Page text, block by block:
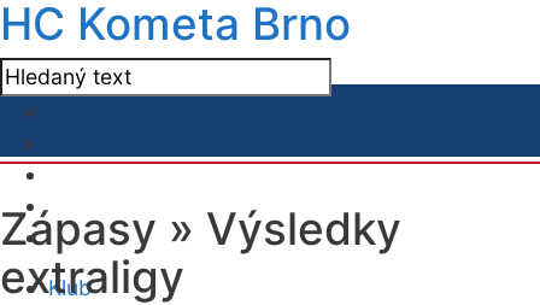
HC Kometa Brno
Klub
Zápasy » Výsledky
extraligy